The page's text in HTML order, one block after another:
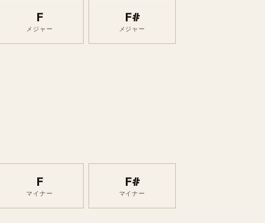
F
メジャー
F#
メジャー
F
マイナー
F#
マイナー